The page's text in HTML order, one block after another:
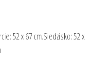
52 x 67 cm.Siedzisko: 52 x